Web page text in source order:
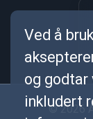
© 2026
Ved å
og godtar
inkludert